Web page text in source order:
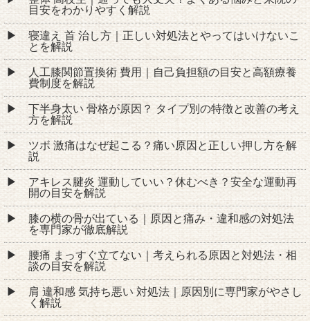
目安をわかりやすく解説
寝違え 首 治し方｜正しい対処法とやってはいけないこ
とを解説
人工膝関節置換術 費用｜自己負担額の目安と高額療養
費制度を解説
下半身太い 骨格が原因？ タイプ別の特徴と改善の考え
方を解説
ツボ 激痛はなぜ起こる？痛い原因と正しい押し方を解
説
アキレス腱炎 運動していい？休むべき？安全な運動再
開の目安を解説
膝の横の骨が出ている｜原因と痛み・違和感の対処法
を専門家が徹底解説
腰痛 まっすぐ立てない｜考えられる原因と対処法・相
談の目安を解説
肩 違和感 気持ち悪い 対処法｜原因別に専門家がやさし
く解説